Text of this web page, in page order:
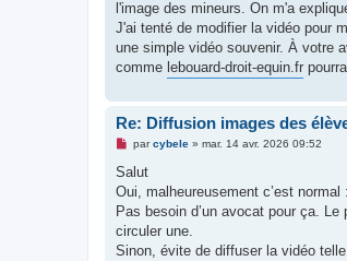
g
n
o
l
l'image des mineurs. On m'a
J'ai tenté de modifier la vidéo pour
une simple vidéo souvenir. À votre
comme lebouard-droit-equin.fr
Re: Diffusion images des
M
s
a
g
n
o
parcybele» mar. 14 avr. 2026 09:52
Salut
Oui, malheureusement c’est
Pas besoin d’un avocat pour ça.
circuler une.
Sinon, évite de diffuser la vidéo